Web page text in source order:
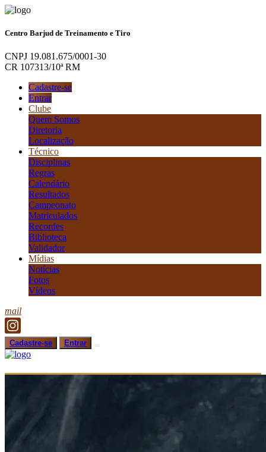
Centro Barjud de Treinamento e Tiro
CNPJ 19.081.675/0001-30
CR 107313/10ª RM
Cadastre-se
Entrar
Clube
Quem Somos
Diretoria
Localização
Técnico
Disciplinas
Regras
Calendário
Resultados
Campeonato
Matriculados
Recordes
Biblioteca
Validador
Mídias
Notícias
Fotos
Vídeos
mail
Cadastre-se Entrar